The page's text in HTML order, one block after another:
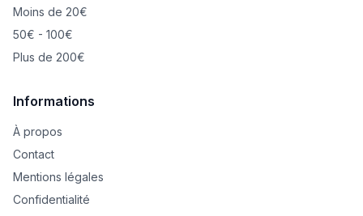
Moins de 20€
50€ - 100€
Plus de 200€
Informations
À propos
Contact
Mentions légales
Confidentialité